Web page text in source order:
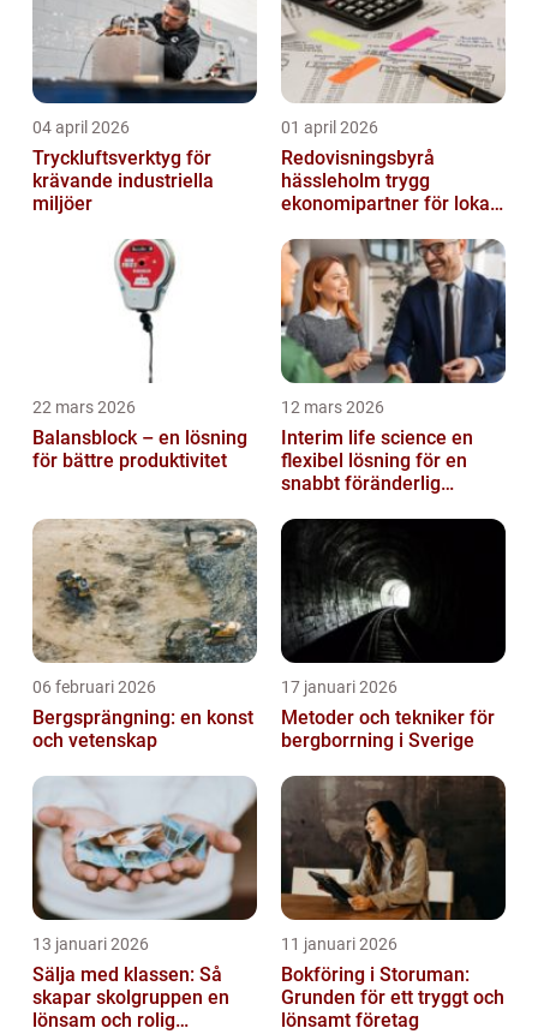
04 april 2026
Tryckluftsverktyg för
krävande industriella
miljöer
01 april 2026
Redovisningsbyrå
hässleholm trygg
ekonomipartner för lokala
22 mars 2026
Balansblock – en lösning
för bättre produktivitet
12 mars 2026
Interim life science en
flexibel lösning för en
snabbt föränderlig
06 februari 2026
Bergsprängning: en konst
och vetenskap
17 januari 2026
Metoder och tekniker för
bergborrning i Sverige
13 januari 2026
Sälja med klassen: Så
skapar skolgruppen en
lönsam och rolig
11 januari 2026
Bokföring i Storuman:
Grunden för ett tryggt och
lönsamt företag